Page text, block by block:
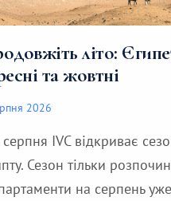
літо:
та жовтні
2026
IVC відкриває
Сезон тільки
на серпень уже